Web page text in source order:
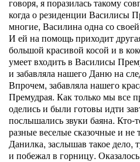
когда о резиденции Василисы
многие, Василина одна со
И ей на помощь приходит
большой красивой косой и в
умеет входить в Василисы
и забавляла нашего Даню на
Впрочем, забавляла нашего
Премудрая. Как только мы все
оделись и были готовы идти
послышались звуки баяна.
разные веселые сказочные и не
Данилка, заслышав такое дело,
и побежал в горницу.